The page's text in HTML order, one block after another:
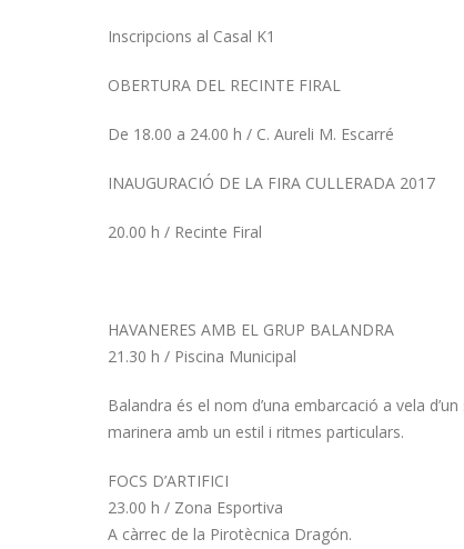
Inscripcions al Casal K1
OBERTURA DEL RECINTE FIRAL
De 18.00 a 24.00 h / C. Aureli M. Escarré
INAUGURACIÓ DE LA FIRA CULLERADA 2017
20.00 h / Recinte Firal
HAVANERES AMB EL GRUP BALANDRA
21.30 h / Piscina Municipal
Balandra és el nom d’una embarcació a vela
marinera amb un estil i ritmes particulars.
FOCS D’ARTIFICI
23.00 h / Zona Esportiva
A càrrec de la Pirotècnica Dragón.